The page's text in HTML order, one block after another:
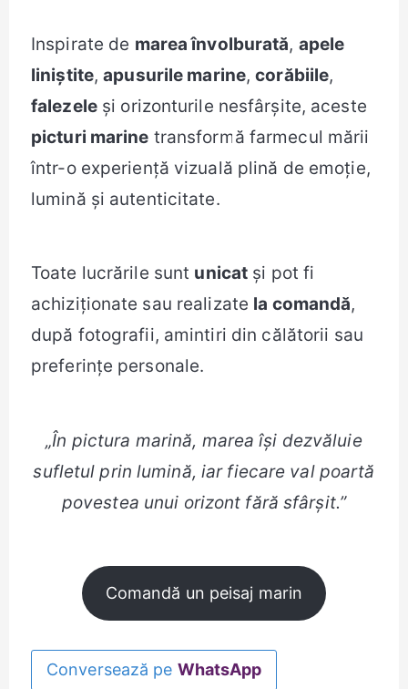
Inspirate de marea învolburată, apele
liniștite,apusurile marine,corăbiile,
falezeleși orizonturile nesfârșite, aceste
picturi marine transformă farmecul mării
într-o experiență vizuală plină de emoție,
lumină și autenticitate.
Toate lucrările sunt unicat și pot fi
achiziționate sau realizate la comandă,
după fotografii, amintiri din călătorii sau
preferințe personale.
„În pictura marină, marea își dezvăluie
sufletul prin lumină, iar fiecare val poartă
povestea unui orizont fără sfârșit.”
Comandă un peisaj marin
Conversează pe WhatsApp